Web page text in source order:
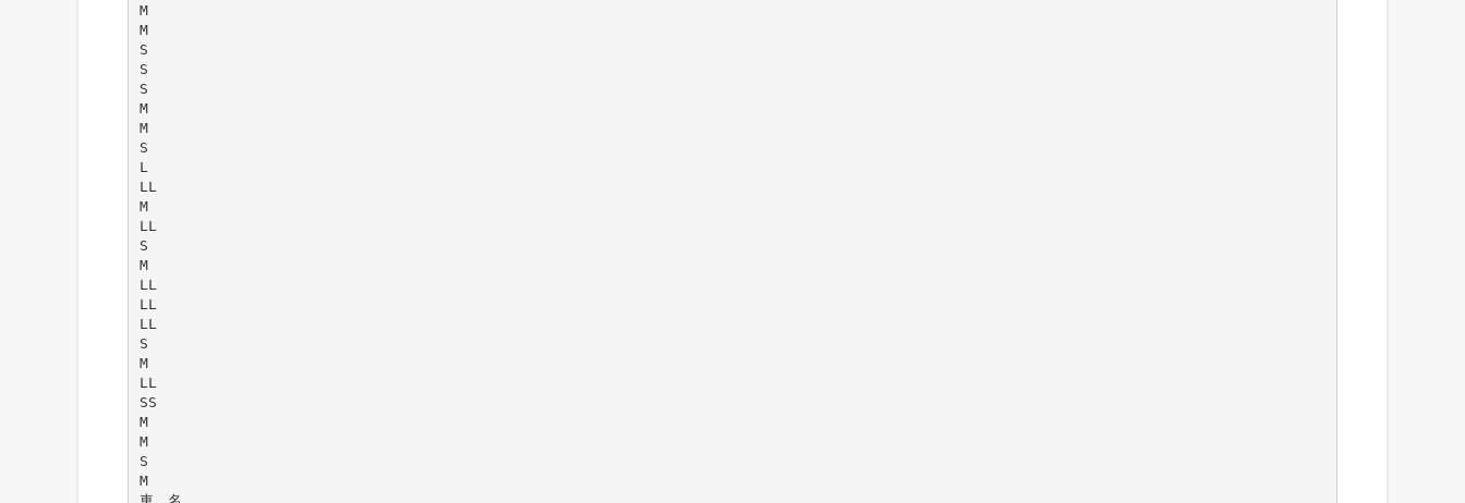
M
M
S
S
S
M
M
S
L
LL
M
LL
S
M
LL
LL
LL
S
M
LL
SS
M
M
S
M
車 名